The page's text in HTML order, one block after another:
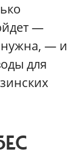
—
нужна, — и
для